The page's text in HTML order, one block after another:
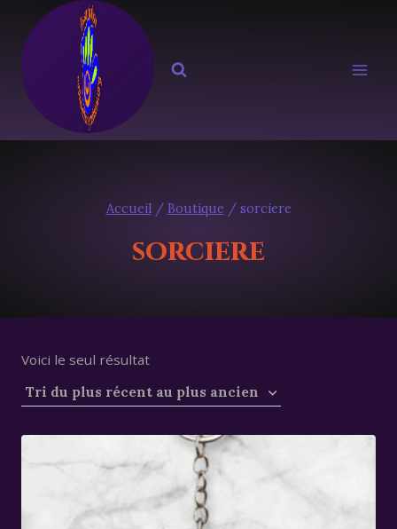
contenu
Accueil / Boutique / sorciere
sorciere
Voici le seul résultat